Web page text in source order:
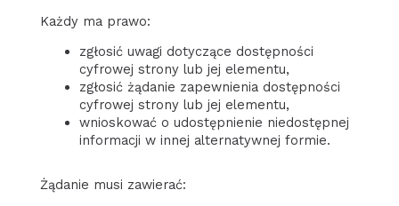
Każdy ma prawo:
zgłosić uwagi dotyczące dostępności
cyfrowej strony lub jej elementu,
zgłosić żądanie zapewnienia dostępności
cyfrowej strony lub jej elementu,
wnioskować o udostępnienie niedostępnej
informacji w innej alternatywnej formie.
Żądanie musi zawierać: